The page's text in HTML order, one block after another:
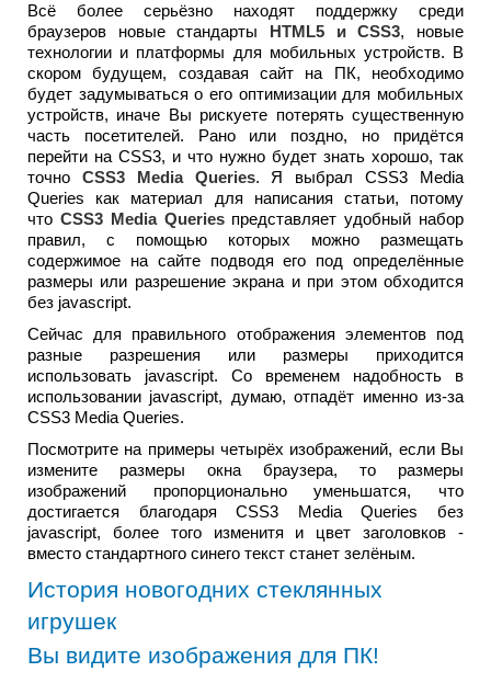
Всё более серьёзно находят поддержку среди
браузеров новые стандарты HTML5 и CSS3, новые
технологии и платформы для мобильных устройств. В
скором будущем, создавая сайт на ПК, необходимо
будет задумываться о его оптимизации для мобильных
устройств, иначе Вы рискуете потерять существенную
часть посетителей. Рано или поздно, но придётся
перейти на CSS3, и что нужно будет знать хорошо, так
точно CSS3 Media Queries. Я выбрал CSS3 Media
Queries как материал для написания статьи, потому
что CSS3 Media Queriesпредставляет удобный набор
правил, с помощью которых можно размещать
содержимое на сайте подводя его под определённые
размеры или разрешение экрана и при этом обходится
без javascript.
Сейчас для правильного отображения элементов под
разные разрешения или размеры приходится
использовать javascript. Со временем надобность в
использовании javascript, думаю, отпадёт именно из-за
CSS3 Media Queries.
Посмотрите на примеры четырёх изображений, если Вы
измените размеры окна браузера, то размеры
изображений пропорционально уменьшатся, что
достигается благодаря CSS3 Media Queries без
javascript, более того изменитя и цвет заголовков -
вместо стандартного синего текст станет зелёным.
История новогодних стеклянных
игрушек
Вы видите изображения для ПК!